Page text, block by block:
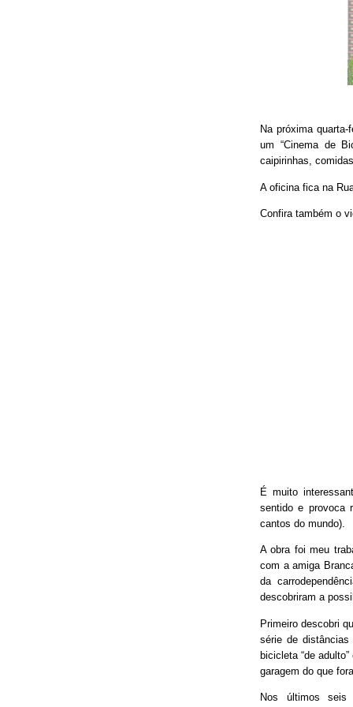
Na próxima
um “Cinema de
caipirinhas,
A oficina fica na
Confira também o
É muito
sentido e provoca
cantos do mundo).
A obra foi meu
com a amiga
da
descobriram a
Primeiro descobri
série de distâncias
bicicleta “de
garagem do que
Nos últimos seis